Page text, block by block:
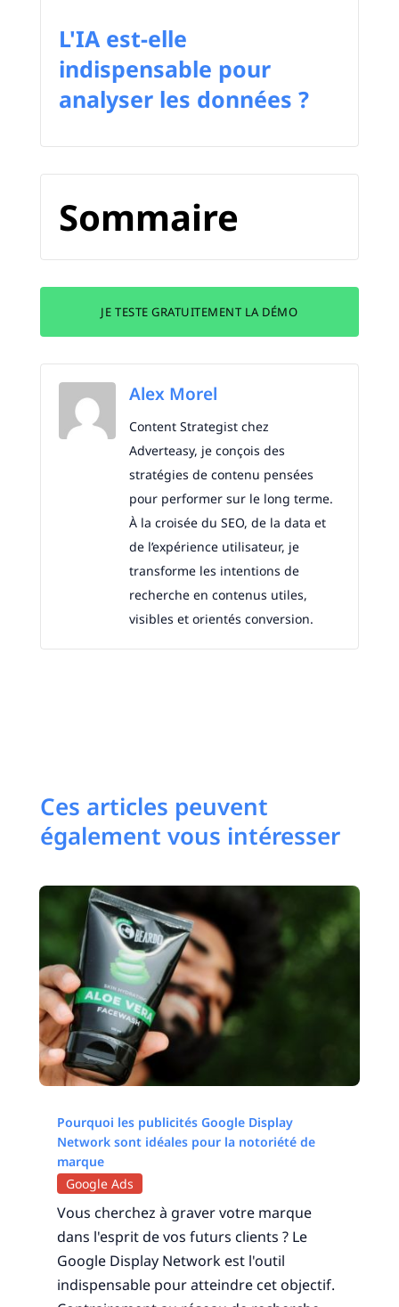
L'IA est-elle
indispensable pour
analyser les données ?
Sommaire
JE TESTE GRATUITEMENT LA DÉMO
Alex Morel
Content Strategist chez
Adverteasy, je conçois des
stratégies de contenu pensées
pour performer sur le long terme.
À la croisée du SEO, de la data et
de l’expérience utilisateur, je
transforme les intentions de
recherche en contenus utiles,
visibles et orientés conversion.
Ces articles peuvent
également vous intéresser
Pourquoi les publicités Google Display
Network sont idéales pour la notoriété de
marque
Google Ads
Vous cherchez à graver votre marque
dans l'esprit de vos futurs clients ? Le
Google Display Network est l'outil
indispensable pour atteindre cet objectif.